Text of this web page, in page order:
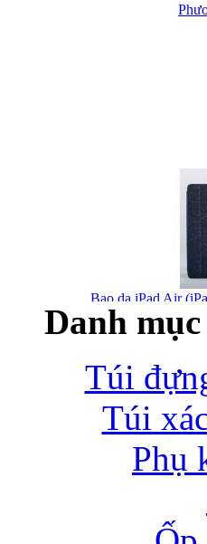
Bao da iPad Air
Bao da iPad Air
Danh
Túi
Túi
Phụ